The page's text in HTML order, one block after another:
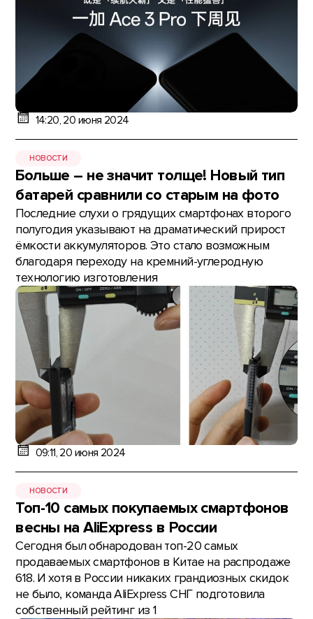
14:20, 20 июня 2024
НОВОСТИ
Больше – не значит толще! Новый тип
батарей сравнили со старым на фото
Последние слухи о грядущих смартфонах второго
полугодия указывают на драматический прирост
ёмкости аккумуляторов. Это стало возможным
благодаря переходу на кремний-углеродную
технологию изготовления
09:11, 20 июня 2024
НОВОСТИ
Топ-10 самых покупаемых смартфонов
весны на AliExpress в России
Сегодня был обнародован топ-20 самых
продаваемых смартфонов в Китае на распродаже
618. И хотя в России никаких грандиозных скидок
не было, команда AliExpress СНГ подготовила
собственный рейтинг из 1